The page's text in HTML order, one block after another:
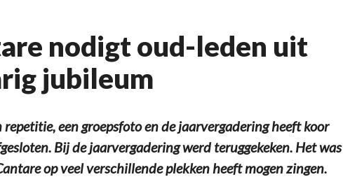
nodigt oud-leden uit
jubileum
repetitie, een groepsfoto en de jaarvergadering heeft koor
Bij de jaarvergadering werd teruggekeken. Het was
op veel verschillende plekken heeft mogen zingen.